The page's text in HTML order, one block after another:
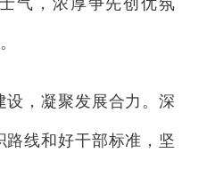
，凝聚发展合力。深
路线和好干部标准，坚